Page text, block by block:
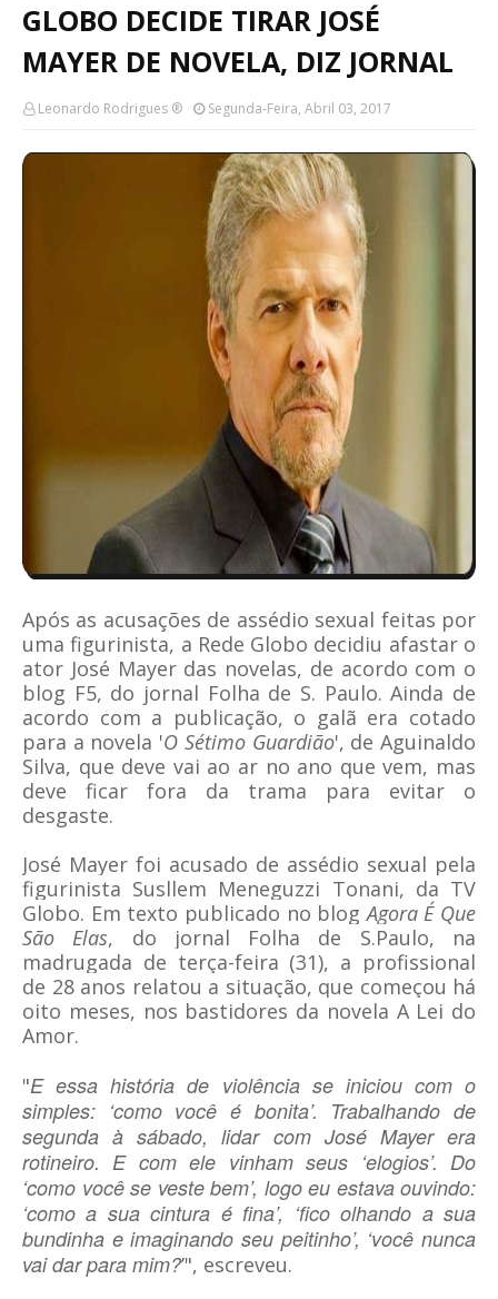
GLOBO DECIDE TIRAR JOSÉ
MAYER DE NOVELA, DIZ JORNAL
Leonardo Rodrigues ® Segunda-Feira, Abril 03, 2017
Após as acusações de assédio sexual feitas por
uma figurinista, a Rede Globo decidiu afastar o
ator José Mayer das novelas, de acordo com o
blog F5, do jornal Folha de S. Paulo. Ainda de
acordo com a publicação, o galã era cotado
para a novela 'O Sétimo Guardião', de Aguinaldo
Silva, que deve vai ao ar no ano que vem, mas
deve ficar fora da trama para evitar o
desgaste.
José Mayer foi acusado de assédio sexual pela
figurinista Susllem Meneguzzi Tonani, da TV
Globo. Em texto publicado no blogAgora É Que
São Elas, do jornal Folha de S.Paulo, na
madrugada de terça-feira (31), a profissional
de 28 anos relatou a situação, que começou há
oito meses, nos bastidores da novela A Lei do
Amor.
"E essa história de violência se iniciou com o
simples: ‘como você é bonita’. Trabalhando de
segunda à sábado, lidar com José Mayer era
rotineiro. E com ele vinham seus ‘elogios’. Do
‘como você se veste bem’, logo eu estava ouvindo:
‘como a sua cintura é fina’, ‘fico olhando a sua
bundinha e imaginando seu peitinho’, ‘você nunca
vai dar para mim?’", escreveu.